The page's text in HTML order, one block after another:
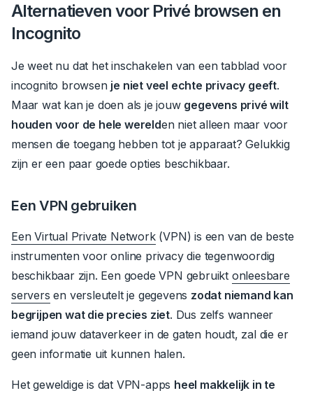
Alternatieven voor Privé browsen en
Incognito
Je weet nu dat het inschakelen van een tabblad voor
incognito browsen je niet veel echte privacy geeft.
Maar wat kan je doen als je jouw gegevens privé wilt
houden voor de hele werelden niet alleen maar voor
mensen die toegang hebben tot je apparaat? Gelukkig
zijn er een paar goede opties beschikbaar.
Een VPN gebruiken
Een Virtual Private Network(VPN) is een van de beste
instrumenten voor online privacy die tegenwoordig
beschikbaar zijn. Een goede VPN gebruikt onleesbare
servers en versleutelt je gegevens zodat niemand kan
begrijpen wat die precies ziet. Dus zelfs wanneer
iemand jouw dataverkeer in de gaten houdt, zal die er
geen informatie uit kunnen halen.
Het geweldige is dat VPN-apps heel makkelijk in te